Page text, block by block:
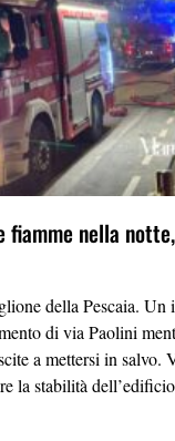
fiamme nella
della Pescaia. Un
di via Paolini
a mettersi in
la stabilità dell’edificio